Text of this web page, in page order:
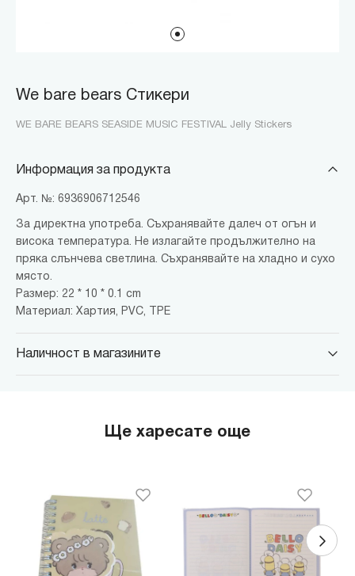
We bare bears Стикери
WE BARE BEARS SEASIDE MUSIC FESTIVAL Jelly Stickers
Информация за продукта
Арт. №: 6936906712546
За директна употреба. Съхранявайте далеч от огън и
висока температура. Не излагайте продължително на
пряка слънчева светлина. Съхранявайте на хладно и сухо
място.
Размер: 22 * 10 * 0.1 cm
Материал: Хартия, PVC, TPE
Наличност в магазините
MINISO Сердика Център
гр. София, бул."Околовръстен път" №214, София Ринг Мол, ниво
MINISO Денкоглу
гр. София, ул."Денкоглу" №44
MINISO Витоша
Ще харесате още